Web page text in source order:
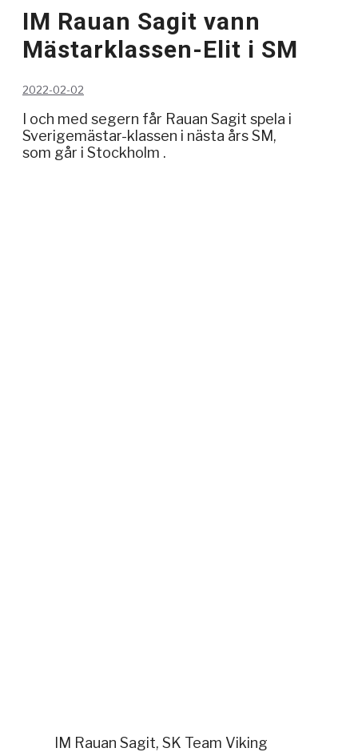
IM Rauan Sagit vann
Mästarklassen-Elit i SM
2022-02-02
I och med segern får Rauan Sagit spela i
Sverigemästar-klassen i nästa års SM,
som går i Stockholm .
IM Rauan Sagit, SK Team Viking